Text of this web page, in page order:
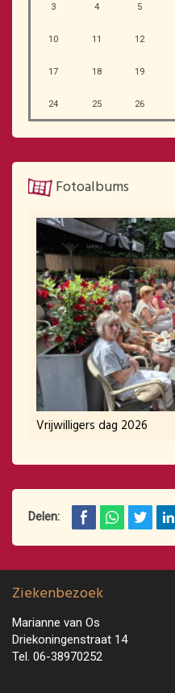
3 4 5
10 11 12
17 18 19
24 25 26
Fotoalbums
Vrijwilligers dag 2026
Delen:
Ziekenbezoek
Marianne van Os
Driekoningenstraat 14
Tel. 06-38970252